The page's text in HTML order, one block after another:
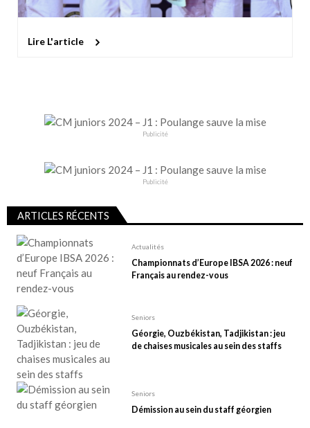
Lire L'article
Publicité
Publicité
ARTICLES RÉCENTS
Actualités
Championnats d’Europe IBSA 2026 : neuf
Français au rendez-vous
Seniors
Géorgie, Ouzbékistan, Tadjikistan : jeu
de chaises musicales au sein des staffs
Seniors
Démission au sein du staff géorgien